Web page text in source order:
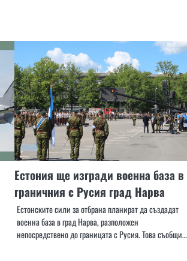
Естония ще изгради военна база в
граничния с Русия град Нарва
Естонските сили за отбрана планират да създадат
военна база в град Нарва, разположен
непосредствено до границата с Русия. Това съобщи…